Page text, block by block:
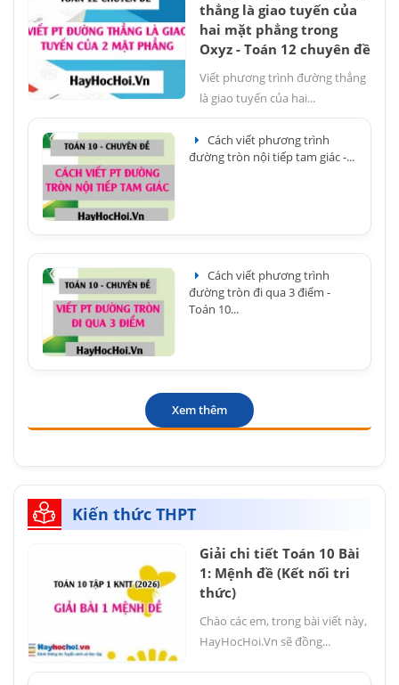
thẳng là giao tuyến của
hai mặt phẳng trong
Oxyz - Toán 12 chuyên đề
Viết phương trình đường thẳng
là giao tuyến của hai...
Cách viết phương trình
đường tròn nội tiếp tam giác -...
Cách viết phương trình
đường tròn đi qua 3 điểm -
Toán 10...
Xem thêm
Kiến thức THPT
Giải chi tiết Toán 10 Bài
1: Mệnh đề (Kết nối tri
thức)
Chào các em, trong bài viết này,
HayHocHoi.Vn sẽ đồng...